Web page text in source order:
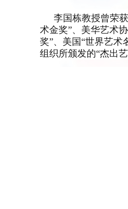
李国栋教授曾荣
术金奖”、美华艺术
奖”、美国“世界艺
组织所颁发的“杰出